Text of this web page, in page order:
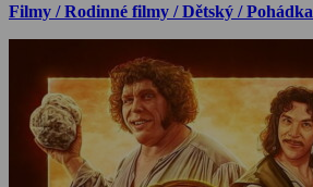
Filmy / Rodinné filmy / Dětský / Pohádka